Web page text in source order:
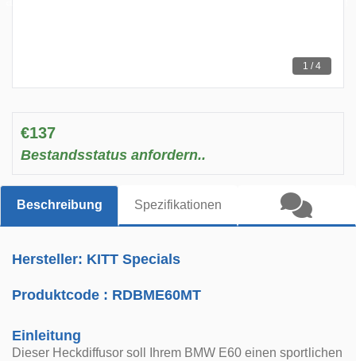
1 / 4
€137
Bestandsstatus anfordern..
Beschreibung Spezifikationen
Hersteller: KITT Specials
Produktcode : RDBME60MT
Einleitung
Dieser Heckdiffusor soll Ihrem BMW E60 einen sportlichen